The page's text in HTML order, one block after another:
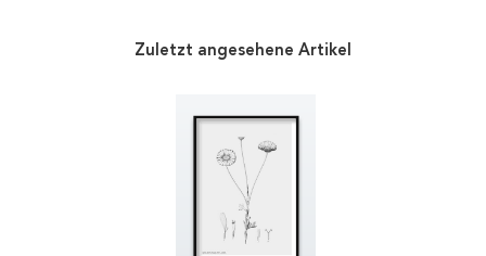
Zuletzt angesehene Artikel